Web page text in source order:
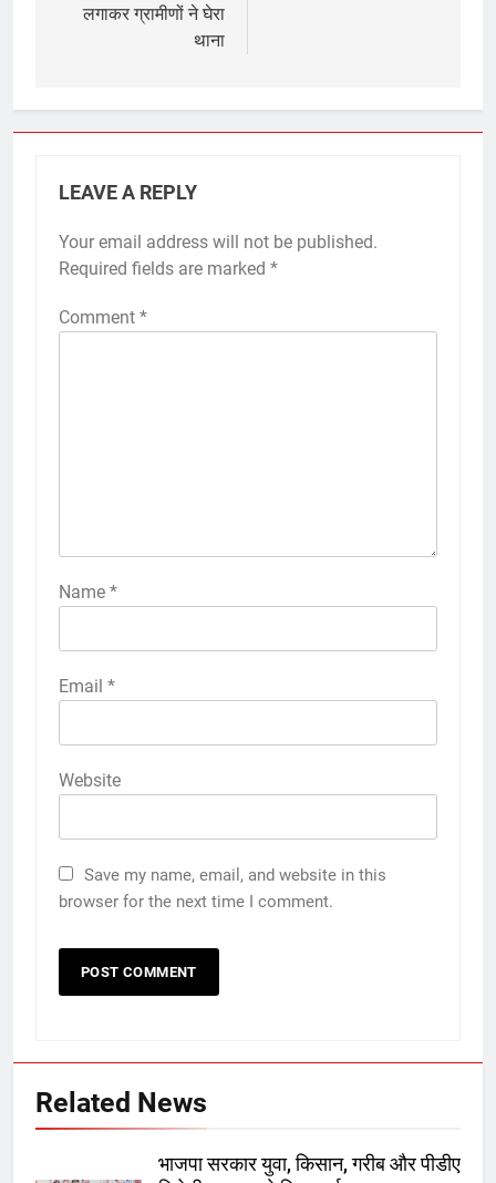
लगाकर ग्रामीणों ने घेरा
थाना
LEAVE A REPLY
Your email address will not be published.
Required fields are marked *
Comment *
Name *
Email *
Website
Save my name, email, and website in this
browser for the next time I comment.
Related News
भाजपा सरकार युवा, किसान, गरीब और पीडीए